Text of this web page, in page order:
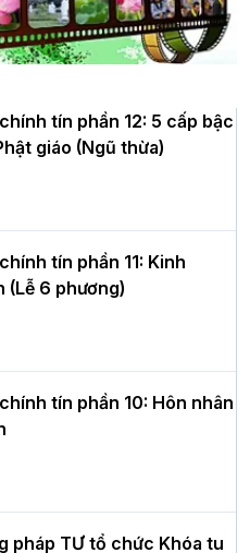
khép lại
hè lần
tu tập thứ
mùa
làm tân
An
tái đắc
phố Hải
tín phần 12: 5 cấp bậc
giáo (Ngũ thừa)
tín phần 11: Kinh
(Lễ 6 phương)
tín phần 10: Hôn nhân
pháp TƯ tổ chức Khóa tu